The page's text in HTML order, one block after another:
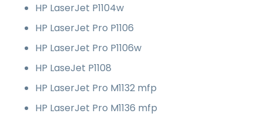
HP LaserJet P1104w
HP LaserJet Pro P1106
HP LaserJet Pro P1106w
HP LaseJet P1108
HP LaserJet Pro M1132 mfp
HP LaserJet Pro M1136 mfp